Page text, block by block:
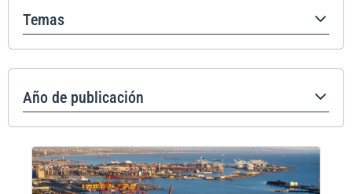
Temas
Año de publicación